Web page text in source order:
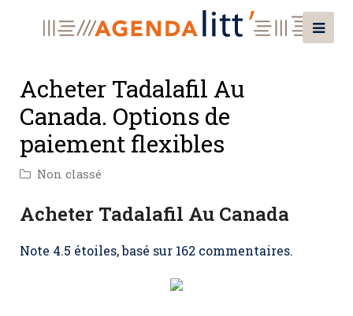
Acheter Tadalafil Au
Canada. Options de
paiement flexibles
Non classé
Acheter Tadalafil Au Canada
Note 4.5 étoiles, basé sur 162 commentaires.